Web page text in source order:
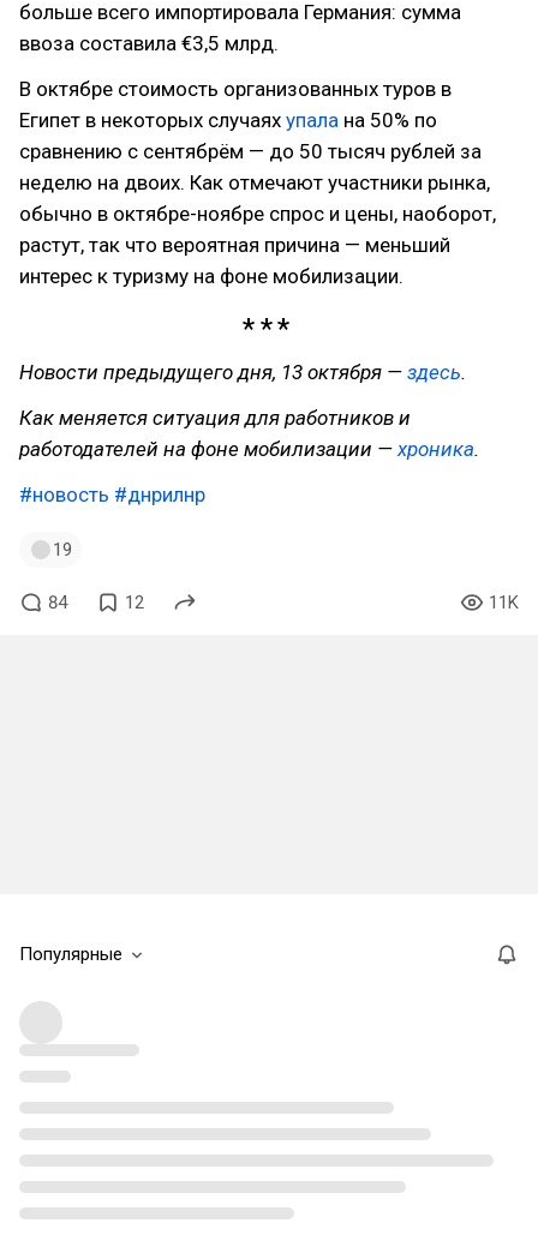
больше всего импортировала Германия: сумма
ввоза составила €3,5 млрд.
В октябре стоимость организованных туров в
Египет в некоторых случаях упала на 50% по
сравнению с сентябрём — до 50 тысяч рублей за
неделю на двоих. Как отмечают участники рынка,
обычно в октябре-ноябре спрос и цены, наоборот,
растут, так что вероятная причина — меньший
интерес к туризму на фоне мобилизации.
Новости предыдущего дня, 13 октября — здесь.
Как меняется ситуация для работников и
работодателей на фоне мобилизации — хроника.
#новость #днрилнр
19
84 12 11K
Популярные